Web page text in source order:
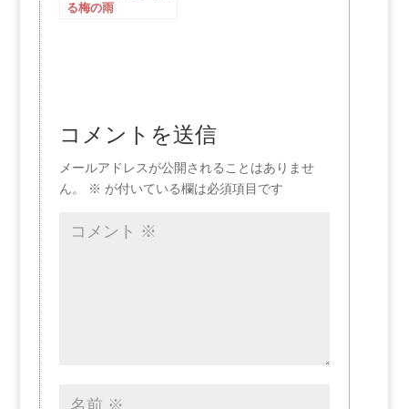
る梅の雨
コメントを送信
メールアドレスが公開されることはありませ
ん。
※ が付いている欄は必須項目です